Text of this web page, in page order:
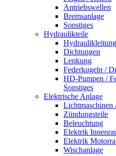
Antriebswellen
Bremsanlage
Sonstiges
Hydraulikteile
Dichtungen
Lenkung
Federkugeln /
HD-Pumpen /
Sonstiges
Elektrische Anlage
Lichtmaschinen
Zündungsteile
Beleuchtung
Elektrik
Elektrik
Wischanlage